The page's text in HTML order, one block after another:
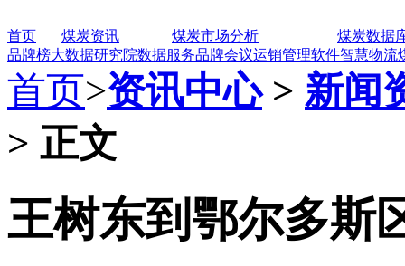
首页 煤炭资讯 煤炭市场分析
煤炭数据
品牌榜大数据研究院数据服务品牌会议运销管理软件智慧物流
首页>资讯中心> 新闻
> 正文
王树东到鄂尔多斯